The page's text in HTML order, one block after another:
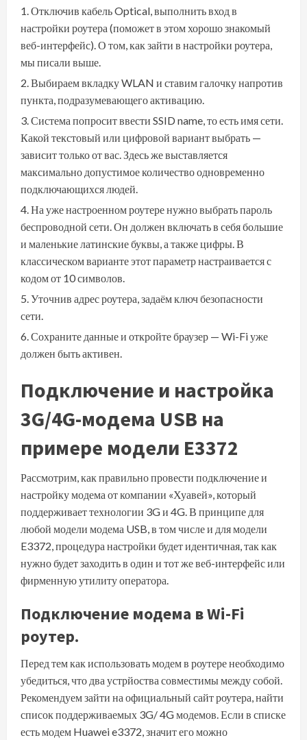
Отключив кабель Optical, выполнить вход в
настройки роутера (поможет в этом хорошо знакомый
веб-интерфейс). О том, как зайти в настройки роутера,
мы писали выше.
Выбираем вкладку WLAN и ставим галочку напротив
пункта, подразумевающего активацию.
Система попросит ввести SSID name, то есть имя сети.
Какой текстовый или цифровой вариант выбрать —
зависит только от вас. Здесь же выставляется
максимально допустимое количество одновременно
подключающихся людей.
На уже настроенном роутере нужно выбрать пароль
беспроводной сети. Он должен включать в себя большие
и маленькие латинские буквы, а также цифры. В
классическом варианте этот параметр настраивается с
кодом от 10 символов.
Уточнив адрес роутера, задаём ключ безопасности
сети.
Сохраните данные и откройте браузер — Wi-Fi уже
должен быть активен.
Подключение и настройка
3G/4G-модема USB на
примере модели E3372
Рассмотрим, как правильно провести подключение и
настройку модема от компании «Хуавей», который
поддерживает технологии 3G и 4G. В принципе для
любой модели модема USB, в том числе и для модели
E3372, процедура настройки будет идентичная, так как
нужно будет заходить в один и тот же веб-интерфейс или
фирменную утилиту оператора.
Подключение модема в Wi-Fi
роутер.
Перед тем как использовать модем в роутере необходимо
убедиться, что два устрйоства совместимы между собой.
Рекомендуем зайти на официальный сайт роутера, найти
список поддерживаемых 3G/ 4G модемов. Если в списке
есть модем Huawei e3372, значит его можно